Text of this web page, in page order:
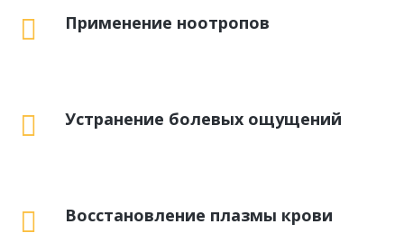
Применение ноотропов
Устранение болевых ощущений
Восстановление плазмы крови